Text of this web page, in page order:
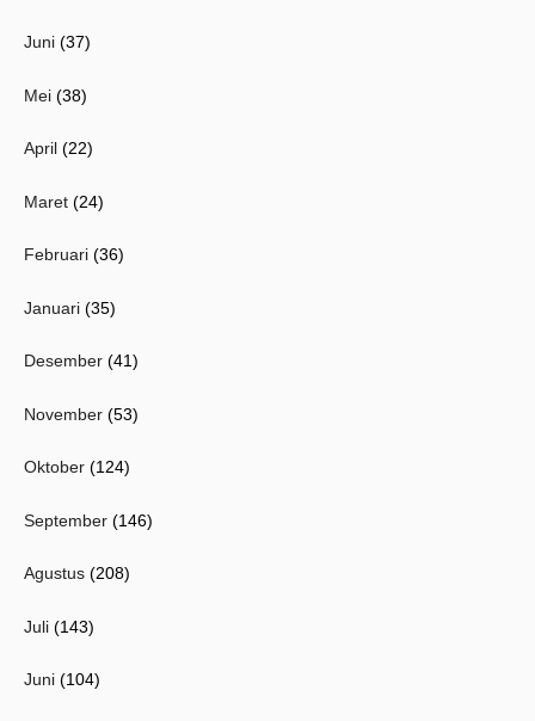
Juni (37)
Mei (38)
April (22)
Maret (24)
Februari (36)
Januari (35)
Desember (41)
November (53)
Oktober (124)
September (146)
Agustus (208)
Juli (143)
Juni (104)